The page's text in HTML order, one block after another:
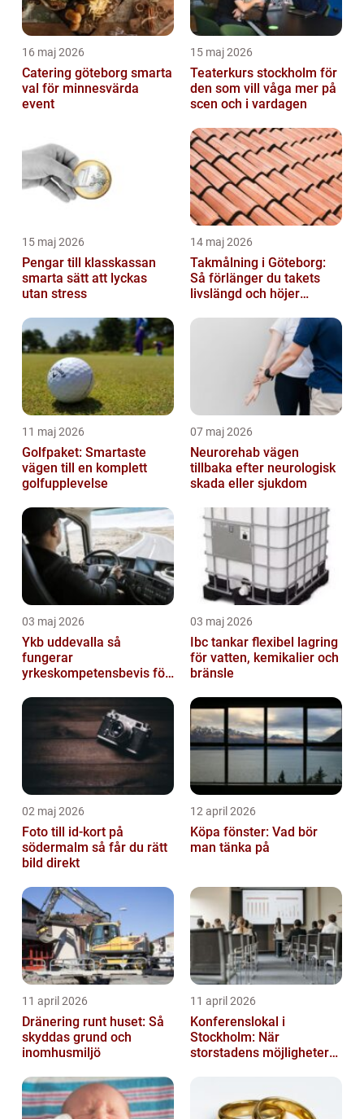
16 maj 2026
Catering göteborg smarta
val för minnesvärda
event
15 maj 2026
Teaterkurs stockholm för
den som vill våga mer på
scen och i vardagen
15 maj 2026
Pengar till klasskassan
smarta sätt att lyckas
utan stress
14 maj 2026
Takmålning i Göteborg:
Så förlänger du takets
livslängd och höjer
11 maj 2026
Golfpaket: Smartaste
vägen till en komplett
golfupplevelse
07 maj 2026
Neurorehab vägen
tillbaka efter neurologisk
skada eller sjukdom
03 maj 2026
Ykb uddevalla så
fungerar
yrkeskompetensbevis för
03 maj 2026
Ibc tankar flexibel lagring
för vatten, kemikalier och
bränsle
02 maj 2026
Foto till id-kort på
södermalm så får du rätt
bild direkt
12 april 2026
Köpa fönster: Vad bör
man tänka på
11 april 2026
Dränering runt huset: Så
skyddas grund och
inomhusmiljö
11 april 2026
Konferenslokal i
Stockholm: När
storstadens möjligheter